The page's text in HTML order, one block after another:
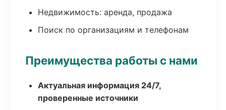
Недвижимость: аренда, продажа
Поиск по организациям и телефонам
Преимущества работы с нами
Актуальная информация 24/7,
проверенные источники